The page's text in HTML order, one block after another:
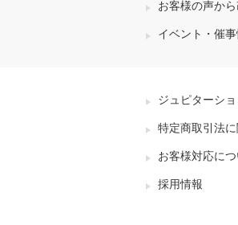
お客様の声か
イベント・催
ジュピターシ
特定商取引法
お客様対応に
採用情報